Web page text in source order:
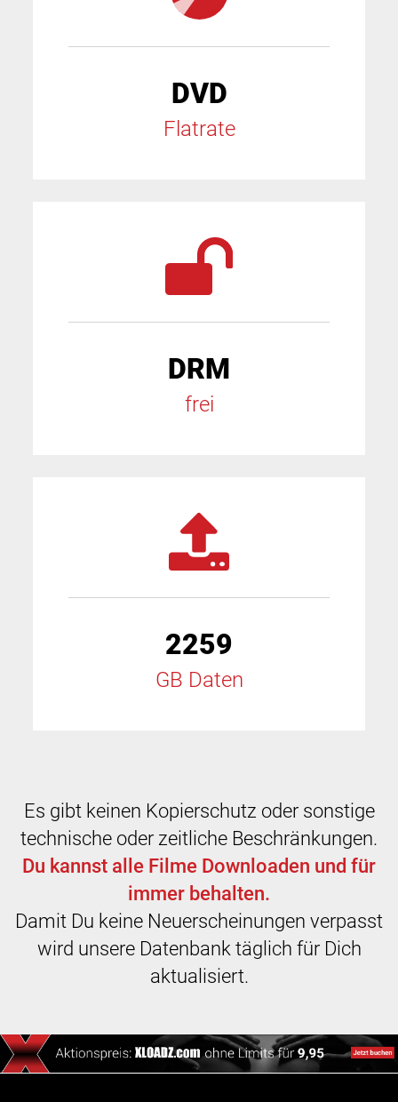
DVD
Flatrate
DRM
frei
2259
GB Daten
Es gibt keinen Kopierschutz oder sonstige
technische oder zeitliche Beschränkungen.
Du kannst alle Filme Downloaden und für
immer behalten.
Damit Du keine Neuerscheinungen verpasst
wird unsere Datenbank täglich für Dich
aktualisiert.